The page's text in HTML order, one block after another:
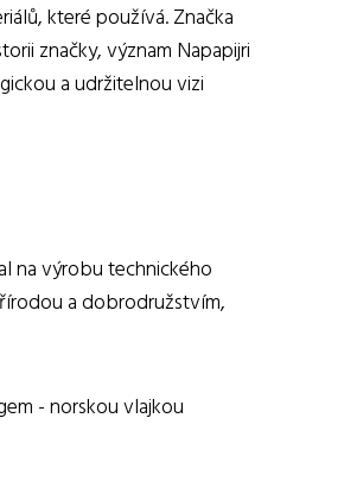
které používá. Značka
značky, význam Napapijri
a udržitelnou vizi
na výrobu technického
a dobrodružstvím,
- norskou vlajkou